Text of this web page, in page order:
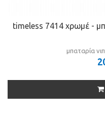
timeless 7414 χρωμέ -
μπαταρία